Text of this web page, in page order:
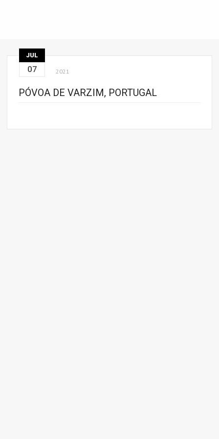
JUL
07 2021
PÓVOA DE VARZIM, PORTUGAL